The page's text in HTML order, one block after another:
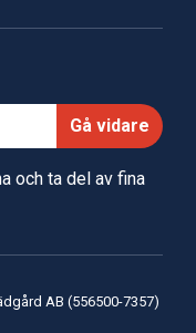
Gå vidare
och ta del av fina
AB (556500-7357)